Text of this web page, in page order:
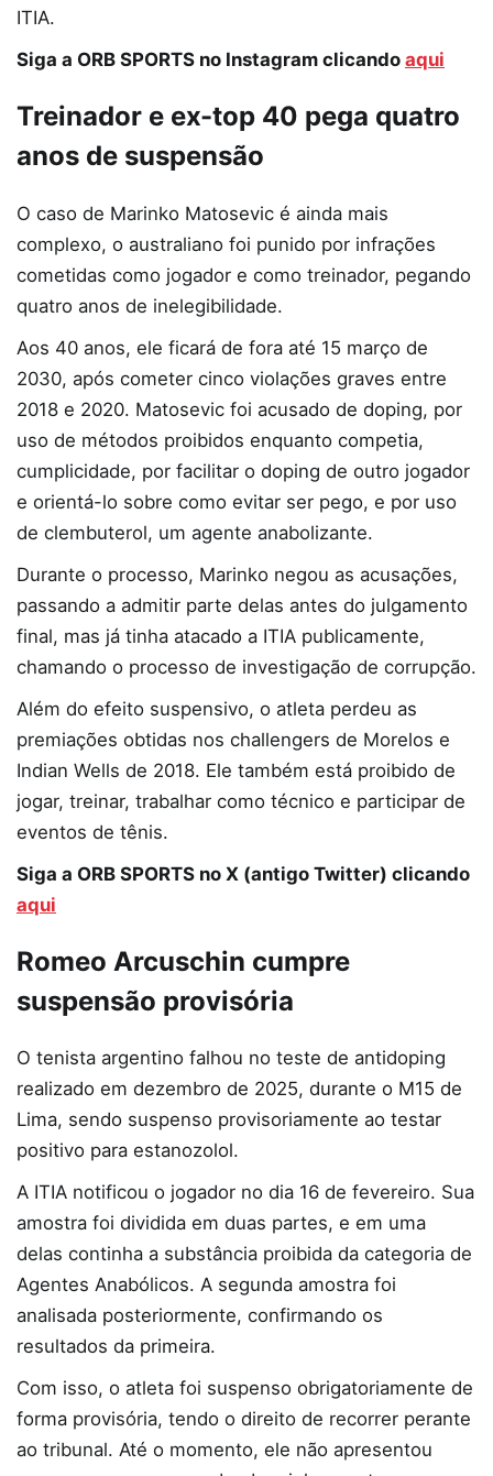
ITIA.
Siga a ORB SPORTS no Instagram clicando aqui
Treinador e ex-top 40 pega quatro
anos de suspensão
O caso de Marinko Matosevic é ainda mais
complexo, o australiano foi punido por infrações
cometidas como jogador e como treinador, pegando
quatro anos de inelegibilidade.
Aos 40 anos, ele ficará de fora até 15 março de
2030, após cometer cinco violações graves entre
2018 e 2020. Matosevic foi acusado de doping, por
uso de métodos proibidos enquanto competia,
cumplicidade, por facilitar o doping de outro jogador
e orientá-lo sobre como evitar ser pego, e por uso
de clembuterol, um agente anabolizante.
Durante o processo, Marinko negou as acusações,
passando a admitir parte delas antes do julgamento
final, mas já tinha atacado a ITIA publicamente,
chamando o processo de investigação de corrupção.
Além do efeito suspensivo, o atleta perdeu as
premiações obtidas nos challengers de Morelos e
Indian Wells de 2018. Ele também está proibido de
jogar, treinar, trabalhar como técnico e participar de
eventos de tênis.
Siga a ORB SPORTS no X (antigo Twitter) clicando
aqui
Romeo Arcuschin cumpre
suspensão provisória
O tenista argentino falhou no teste de antidoping
realizado em dezembro de 2025, durante o M15 de
Lima, sendo suspenso provisoriamente ao testar
positivo para estanozolol.
A ITIA notificou o jogador no dia 16 de fevereiro. Sua
amostra foi dividida em duas partes, e em uma
delas continha a substância proibida da categoria de
Agentes Anabólicos. A segunda amostra foi
analisada posteriormente, confirmando os
resultados da primeira.
Com isso, o atleta foi suspenso obrigatoriamente de
forma provisória, tendo o direito de recorrer perante
ao tribunal. Até o momento, ele não apresentou